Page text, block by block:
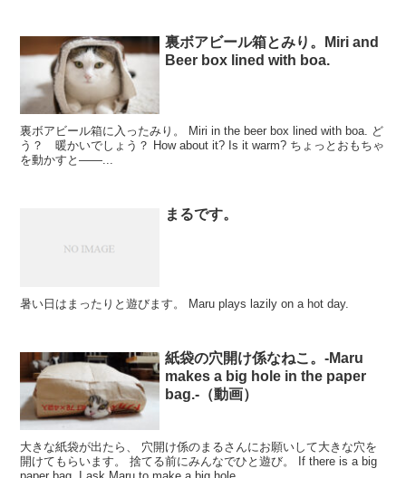
裏ボアビール箱とみり。Miri and
Beer box lined with boa.
裏ボアビール箱に入ったみり。 Miri in the beer box lined with boa. ど
う？ 暖かいでしょう？ How about it? Is it warm? ちょっとおもちゃ
を動かすと――...
まるです。
暑い日はまったりと遊びます。 Maru plays lazily on a hot day.
紙袋の穴開け係なねこ。-Maru
makes a big hole in the paper
bag.-（動画）
大きな紙袋が出たら、 穴開け係のまるさんにお願いして大きな穴を
開けてもらいます。 捨てる前にみんなでひと遊び。 If there is a big